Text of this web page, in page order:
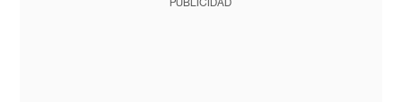
PUBLICIDAD